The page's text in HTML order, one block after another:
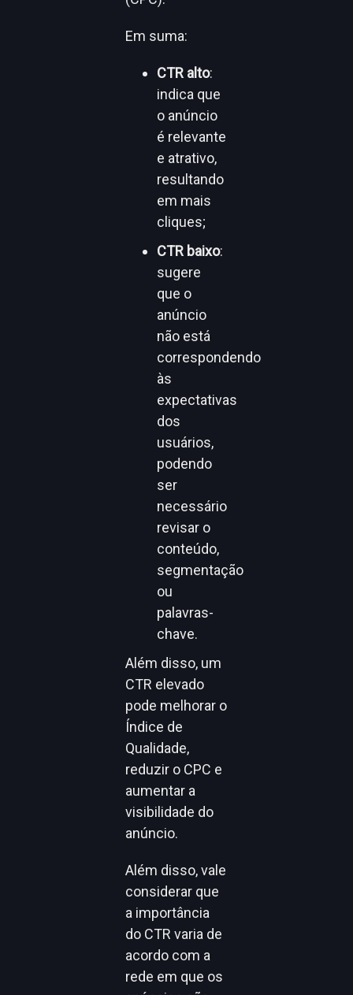
Em suma:
CTR alto:
indica que
o anúncio
é relevante
e atrativo,
resultando
em mais
cliques;
CTR baixo:
sugere
que o
anúncio
não está
correspondendo
às
expectativas
dos
usuários,
podendo
ser
necessário
revisar o
conteúdo,
segmentação
ou
palavras-
chave.
Além disso, um
CTR elevado
pode melhorar o
Índice de
Qualidade,
reduzir o CPC e
aumentar a
visibilidade do
anúncio.
Além disso, vale
considerar que
a importância
do CTR varia de
acordo com a
rede em que os